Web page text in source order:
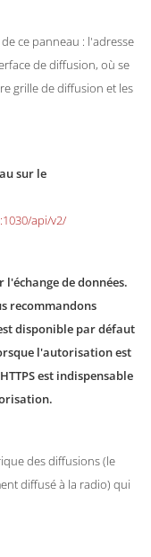
ce panneau : l'adresse
de diffusion, où se
grille de diffusion et les
sur le
api/v2/
l'échange de données.
recommandons
disponible par défaut
l'autorisation est
est indispensable
des diffusions (le
diffusé à la radio) qui